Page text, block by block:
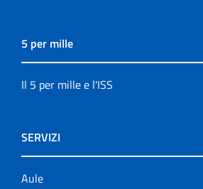
5 per mille
Il 5 per mille e l'ISS
SERVIZI
Aule